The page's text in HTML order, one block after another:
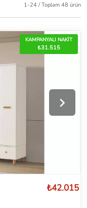
1-24 / Toplam 48 ürün
KAMPANYALI NAKİT
₺31.515
₺42.015